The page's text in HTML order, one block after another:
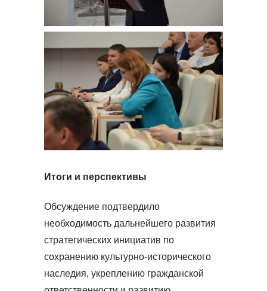
Итоги и перспективы
Обсуждение подтвердило
необходимость дальнейшего развития
стратегических инициатив по
сохранению культурно-исторического
наследия, укреплению гражданской